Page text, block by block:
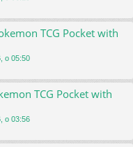
TCG Pocket with
o 05:50
TCG Pocket with
o 03:56